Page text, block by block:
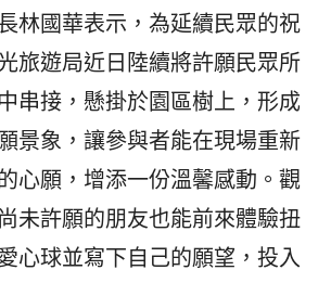
林國華表示，為延續民眾的祝
旅遊局近日陸續將許願民眾所
串接，懸掛於園區樹上，形成
景象，讓參與者能在現場重新
心願，增添一份溫馨感動。觀
未許願的朋友也能前來體驗扭
心球並寫下自己的願望，投入